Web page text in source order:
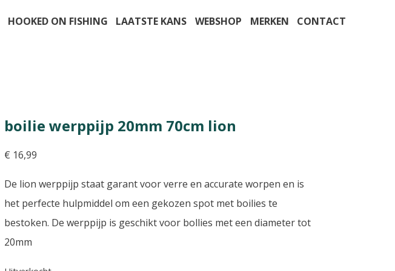
HOOKED ON FISHING LAATSTE KANS WEBSHOP MERKEN CONTACT
boilie werppijp 20mm 70cm lion
€ 16,99
De lion werppijp staat garant voor verre en accurate worpen en is
het perfecte hulpmiddel om een gekozen spot met boilies te
bestoken. De werppijp is geschikt voor bollies met een diameter tot
20mm